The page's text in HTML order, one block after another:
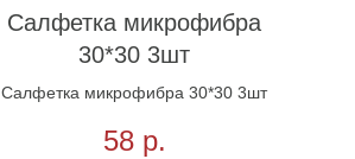
Салфетка микрофибра
30*30 3шт
Салфетка микрофибра 30*30 3шт
58 р.